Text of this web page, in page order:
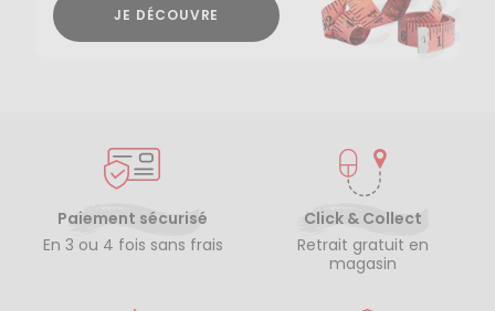
JE DÉCOUVRE
Paiement sécurisé
En 3 ou 4 fois sans frais
Click & Collect
Retrait gratuit en
magasin